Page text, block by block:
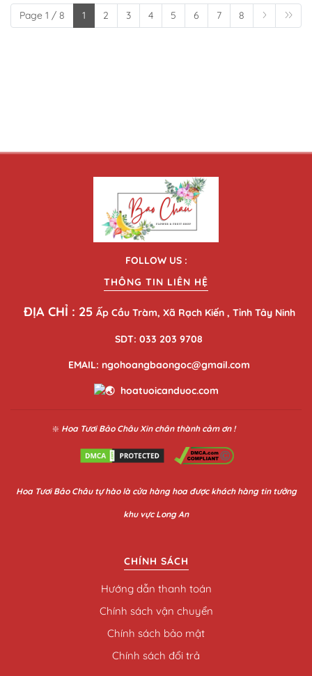
Page 1 / 8 1 2 3 4 5 6 7 8
FOLLOW US :
THÔNG TIN LIÊN HỆ
ĐỊA CHỈ : 25 Ấp Cầu Tràm, Xã Rạch Kiến , Tỉnh Tây Ninh
SDT: 033 203 9708
EMAIL: ngohoangbaongoc@gmail.com
hoatuoicanduoc.com
❇️ Hoa Tươi Bảo Châu Xin chân thành cảm ơn !
Hoa Tươi Bảo Châutự hào là cửa hàng hoa được khách hàng tin tưởng
khu vực Long An
CHÍNH SÁCH
Hướng dẫn thanh toán
Chính sách vận chuyển
Chính sách bảo mật
Chính sách đổi trả